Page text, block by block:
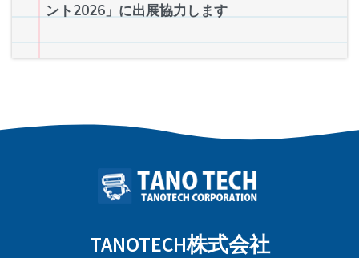
ント2026」に出展協力します
TANOTECH株式会社